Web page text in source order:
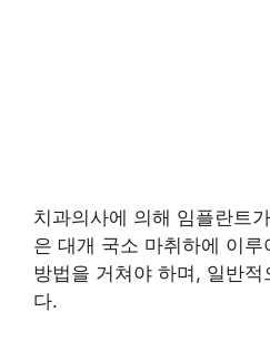
치과의사에 의해 임플란트
은 대개 국소 마취하에 이
방법을 거쳐야 하며, 일반
다.